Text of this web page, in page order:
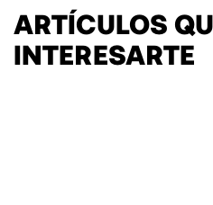
ARTÍCULOS
INTERESARTE